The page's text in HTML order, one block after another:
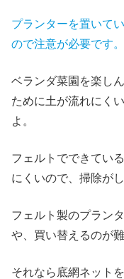
プランターを置いて
ので注意が必要です。
ベランダ菜園を楽し
ために土が流れにく
よ。
フェルトでできてい
にくいので、掃除が
フェルト製のプラン
や、買い替えるのが
それなら底網ネット